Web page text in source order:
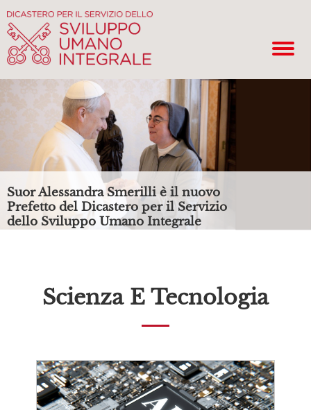
Suor Alessandra Smerilli è il nuovo
Prefetto del Dicastero per il Servizio
dello Sviluppo Umano Integrale
Scienza E Tecnologia